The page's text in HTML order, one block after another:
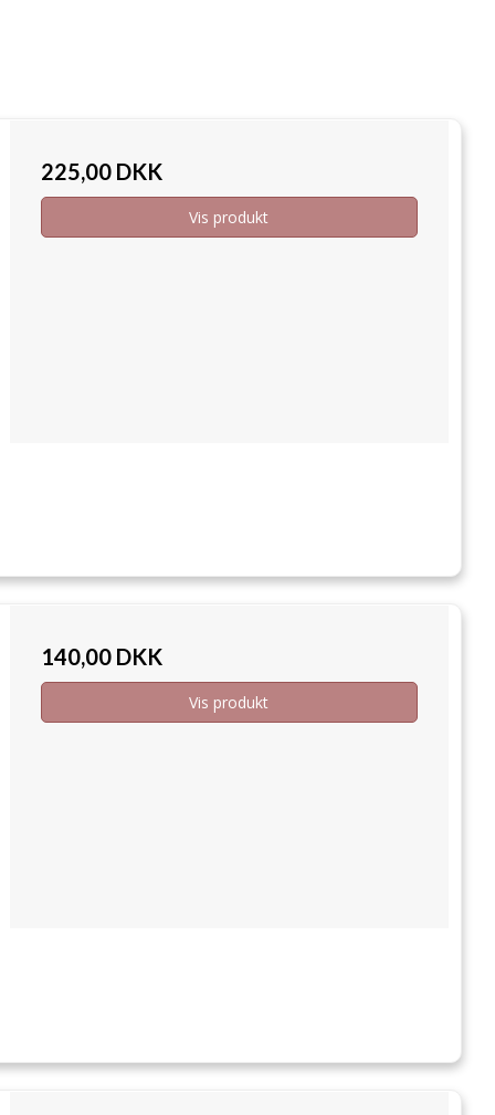
225,00 DKK
Vis produkt
140,00 DKK
Vis produkt